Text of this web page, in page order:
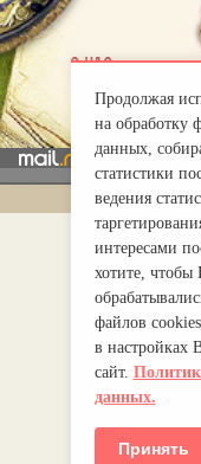
О нас
Продолжая
на обработку
данных,
статистики
ведения
интересами
хотите,
файлов
в настройках
сайт.
данных.
Принять